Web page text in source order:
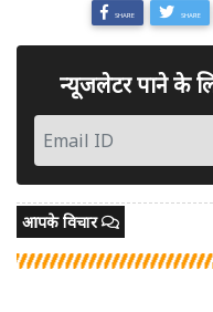
SHARE SHARE
न्यूजलेटर पाने के
आपके विचार